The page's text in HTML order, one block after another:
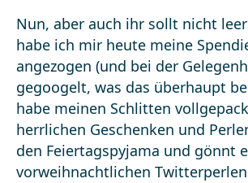
Nun, aber auch ihr sollt nicht
habe ich mir heute meine
angezogen (und bei der
gegoogelt, was das überhaupt
habe meinen Schlitten
herrlichen Geschenken und
den Feiertagspyjama und gönnt
vorweihnachtlichen Twitterperlen